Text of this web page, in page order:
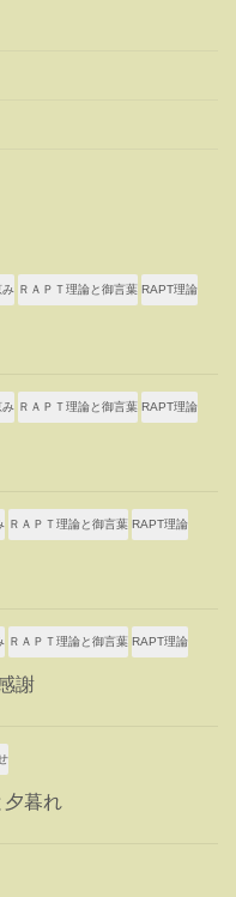
み ＲＡＰＴ理論と御言葉 RAPT理論
み ＲＡＰＴ理論と御言葉 RAPT理論
ＲＡＰＴ理論と御言葉 RAPT理論
ＲＡＰＴ理論と御言葉 RAPT理論
謝
暮れ